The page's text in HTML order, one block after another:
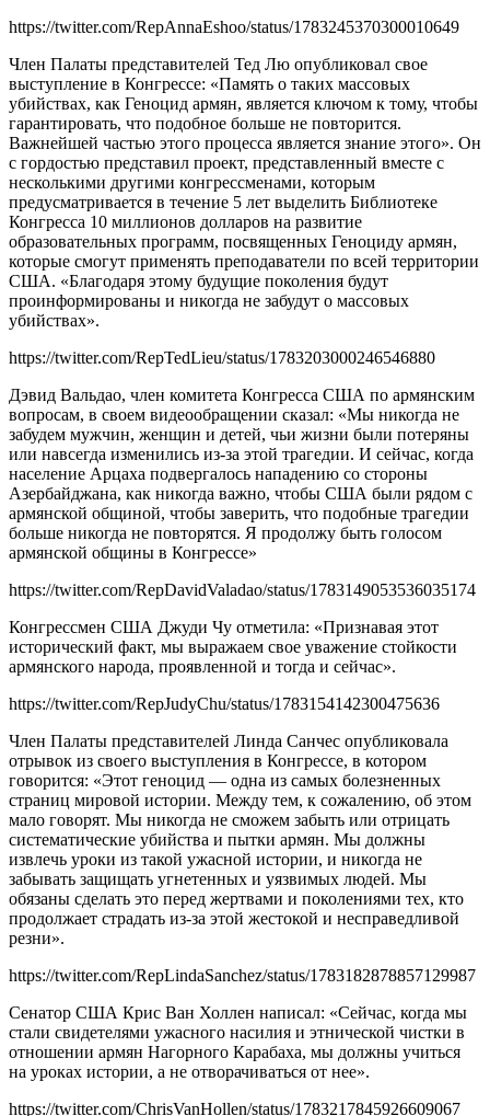
https://twitter.com/RepAnnaEshoo/status/1783245370300010649
Член Палаты представителей Тед Лю опубликовал свое
выступление в Конгрессе: «Память о таких массовых
убийствах, как Геноцид армян, является ключом к тому, чтобы
гарантировать, что подобное больше не повторится.
Важнейшей частью этого процесса является знание этого». Он
с гордостью представил проект, представленный вместе с
несколькими другими конгрессменами, которым
предусматривается в течение 5 лет выделить Библиотеке
Конгресса 10 миллионов долларов на развитие
образовательных программ, посвященных Геноциду армян,
которые смогут применять преподаватели по всей территории
США. «Благодаря этому будущие поколения будут
проинформированы и никогда не забудут о массовых
убийствах».
https://twitter.com/RepTedLieu/status/1783203000246546880
Дэвид Вальдао, член комитета Конгресса США по армянским
вопросам, в своем видеообращении сказал: «Мы никогда не
забудем мужчин, женщин и детей, чьи жизни были потеряны
или навсегда изменились из-за этой трагедии. И сейчас, когда
население Арцаха подвергалось нападению со стороны
Азербайджана, как никогда важно, чтобы США были рядом с
армянской общиной, чтобы заверить, что подобные трагедии
больше никогда не повторятся. Я продолжу быть голосом
армянской общины в Конгрессе»
https://twitter.com/RepDavidValadao/status/1783149053536035174
Конгрессмен США Джуди Чу отметила: «Признавая этот
исторический факт, мы выражаем свое уважение стойкости
армянского народа, проявленной и тогда и сейчас».
https://twitter.com/RepJudyChu/status/1783154142300475636
Член Палаты представителей Линда Санчес опубликовала
отрывок из своего выступления в Конгрессе, в котором
говорится: «Этот геноцид — одна из самых болезненных
страниц мировой истории. Между тем, к сожалению, об этом
мало говорят. Мы никогда не сможем забыть или отрицать
систематические убийства и пытки армян. Мы должны
извлечь уроки из такой ужасной истории, и никогда не
забывать защищать угнетенных и уязвимых людей. Мы
обязаны сделать это перед жертвами и поколениями тех, кто
продолжает страдать из-за этой жестокой и несправедливой
резни».
https://twitter.com/RepLindaSanchez/status/1783182878857129987
Сенатор США Крис Ван Холлен написал: «Сейчас, когда мы
стали свидетелями ужасного насилия и этнической чистки в
отношении армян Нагорного Карабаха, мы должны учиться
на уроках истории, а не отворачиваться от нее».
https://twitter.com/ChrisVanHollen/status/1783217845926609067